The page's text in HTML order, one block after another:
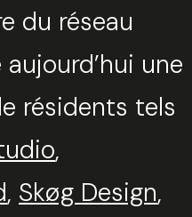
du réseau
une
résidents tels
,
, Skøg Design,